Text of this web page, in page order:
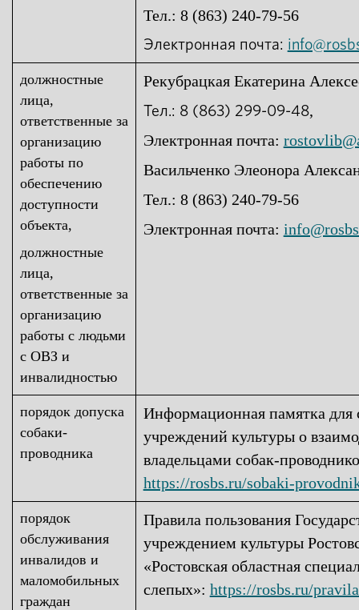
Тел.: 8 (863) 240-79-56
Электронная почта:
должностные
лица,
ответственные за
организацию
работы по
обеспечению
доступности
объекта,
должностные
лица,
ответственные за
организацию
работы с людьми
с ОВЗ и
инвалидностью
Рекубрацкая Екатерина
Тел.: 8 (863) 299-09-48,
Электронная почта:
Васильченко Элеонора
Тел.: 8 (863) 240-79-56
Электронная почта:
порядок допуска
собаки-
проводника
Информационная памятка для
учреждений культуры о
владельцами собак-п
https://rosbs.ru/sobaki-
порядок
обслуживания
инвалидов и
маломобильных
граждан
Правила пользования
учреждением культуры
«Ростовская областная
слепых»: https://rosbs.ru/